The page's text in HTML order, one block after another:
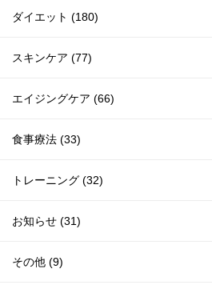
ダイエット (180)
スキンケア (77)
エイジングケア (66)
食事療法 (33)
トレーニング (32)
お知らせ (31)
その他 (9)